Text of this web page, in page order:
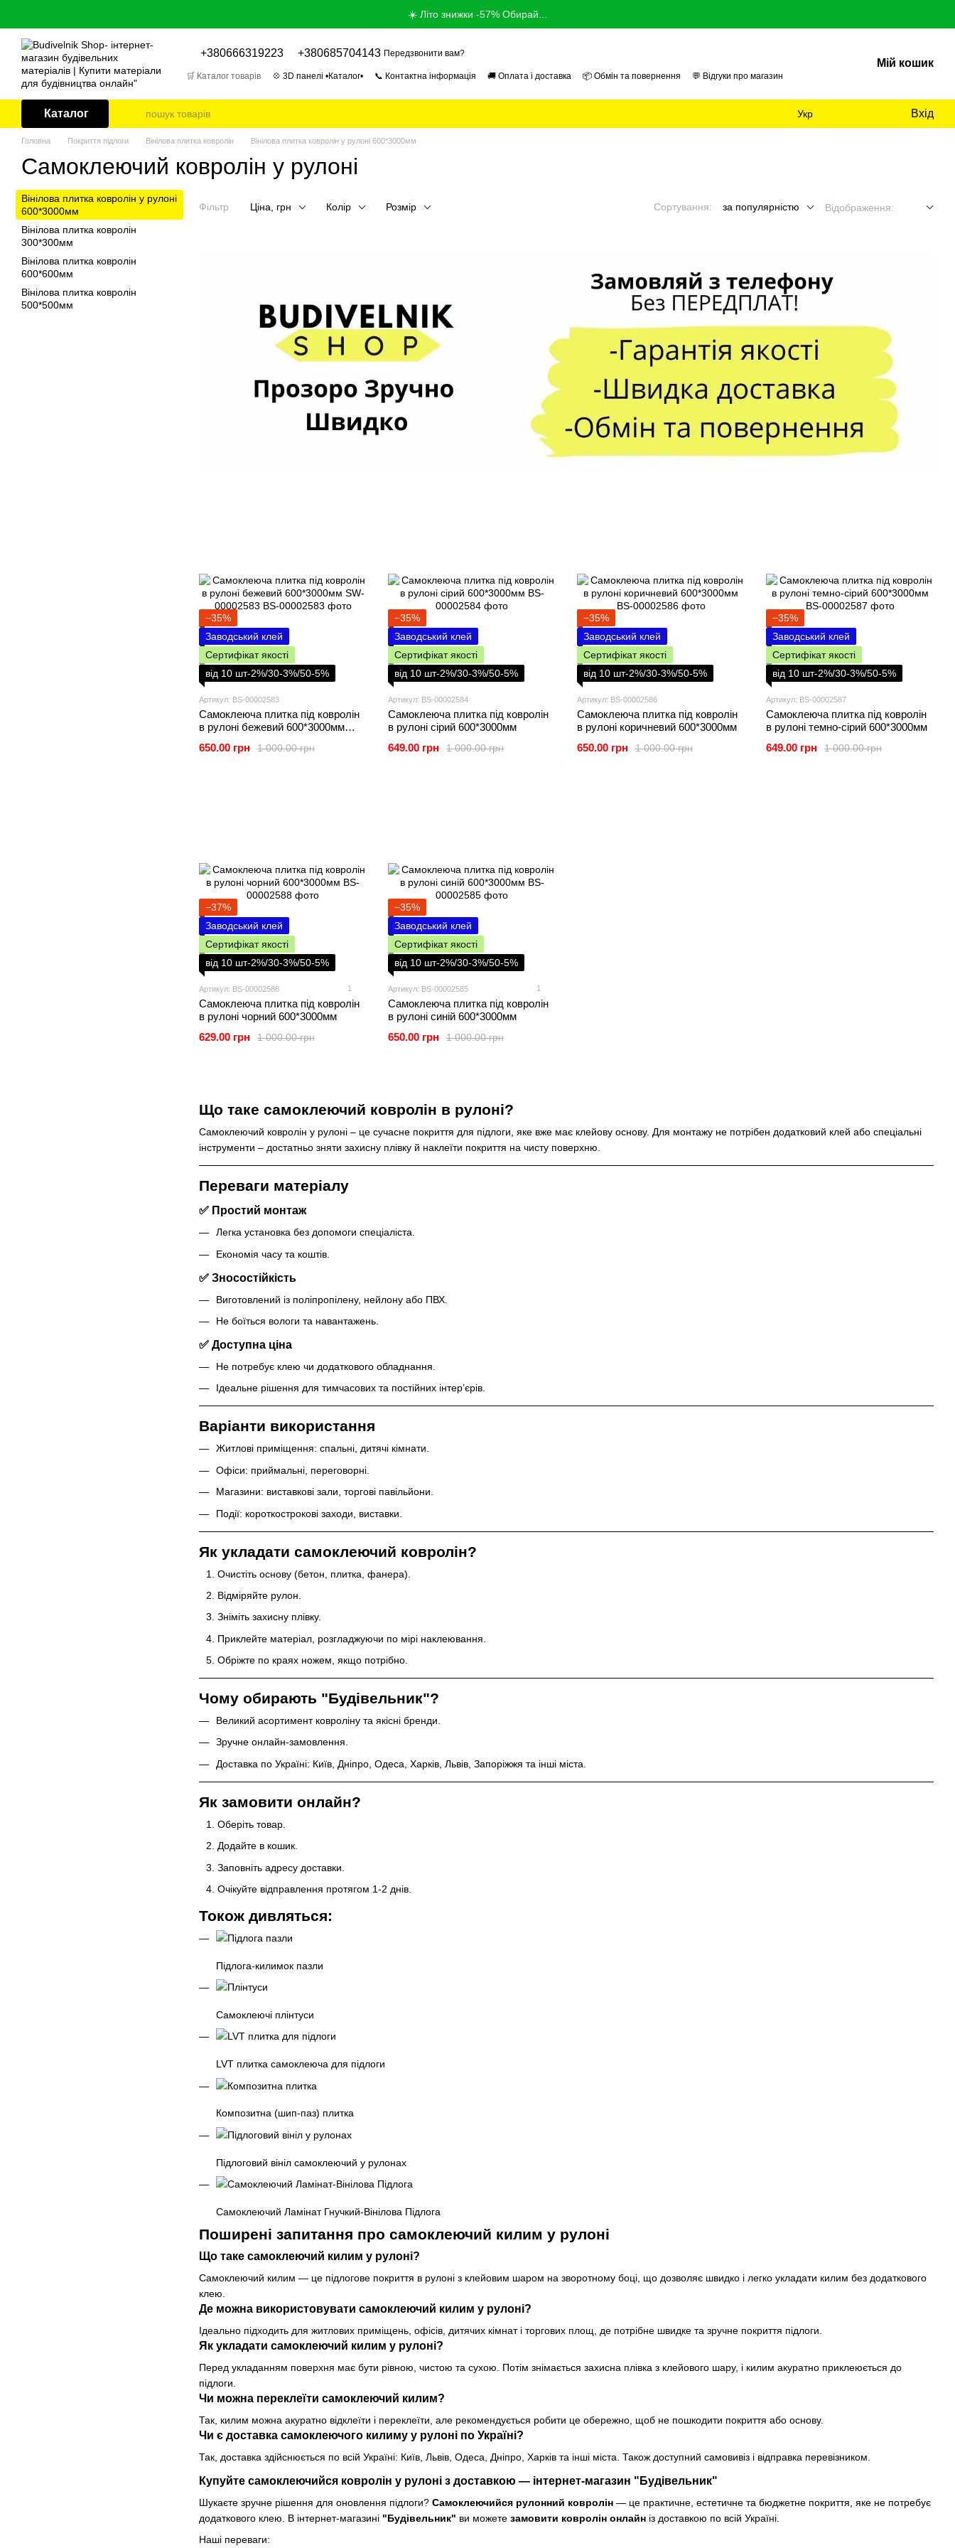
☀️ Літо знижки -57% Обирай...
+380666319223 +380685704143 Передзвонити вам?
🛒 Каталог товарів 💠 3D панелі •Каталог• 📞 Контактна інформація 🚚 Оплата і доставка 📦 Обмін та повернення
💬 Відгуки про магазин
Мій кошик
Каталог Укр Вхід
Головна Покриття підлоги Вінілова плитка ковролін Вінілова плитка ковролін у рулоні 600*3000мм
Самоклеючий ковролін у рулоні
Фільтр Ціна, грн Колір Розмір Сортування: за популярністю Відображення:
Що таке самоклеючий ковролін в рулоні?
Самоклеючий ковролін у рулоні – це сучасне покриття для підлоги, яке вже має клейову основу. Для монтажу не потрібен додатковий клей або спеціальні
інструменти – достатньо зняти захисну плівку й наклеїти покриття на чисту поверхню.
Переваги матеріалу
✅ Простий монтаж
Легка установка без допомоги спеціаліста.
Економія часу та коштів.
✅ Зносостійкість
Виготовлений із поліпропілену, нейлону або ПВХ.
Не боїться вологи та навантажень.
✅ Доступна ціна
Не потребує клею чи додаткового обладнання.
Ідеальне рішення для тимчасових та постійних інтер’єрів.
Варіанти використання
Житлові приміщення: спальні, дитячі кімнати.
Офіси: приймальні, переговорні.
Магазини: виставкові зали, торгові павільйони.
Події: короткострокові заходи, виставки.
Як укладати самоклеючий ковролін?
Очистіть основу (бетон, плитка, фанера).
Відміряйте рулон.
Зніміть захисну плівку.
Приклейте матеріал, розгладжуючи по мірі наклеювання.
Обріжте по краях ножем, якщо потрібно.
Чому обирають "Будівельник"?
Великий асортимент ковроліну та якісні бренди.
Зручне онлайн-замовлення.
Доставка по Україні: Київ, Дніпро, Одеса, Харків, Львів, Запоріжжя та інші міста.
Як замовити онлайн?
Оберіть товар.
Додайте в кошик.
Заповніть адресу доставки.
Очікуйте відправлення протягом 1-2 днів.
Токож дивляться:
Підлога-килимок пазли
Самоклеючі плінтуси
LVT плитка самоклеюча для підлоги
Композитна (шип-паз) плитка
Підлоговий вініл самоклеючий у рулонах
Самоклеючий Ламінат Гнучкий-Вінілова Підлога
Поширені запитання про самоклеючий килим у рулоні
Що таке самоклеючий килим у рулоні?
Самоклеючий килим — це підлогове покриття в рулоні з клейовим шаром на зворотному боці, що дозволяє швидко і легко укладати килим без додаткового
клею.
Де можна використовувати самоклеючий килим у рулоні?
Ідеально підходить для житлових приміщень, офісів, дитячих кімнат і торгових площ, де потрібне швидке та зручне покриття підлоги.
Як укладати самоклеючий килим у рулоні?
Перед укладанням поверхня має бути рівною, чистою та сухою. Потім знімається захисна плівка з клейового шару, і килим акуратно приклеюється до
підлоги.
Чи можна переклеїти самоклеючий килим?
Так, килим можна акуратно відклеїти і переклеїти, але рекомендується робити це обережно, щоб не пошкодити покриття або основу.
Чи є доставка самоклеючого килиму у рулоні по Україні?
Так, доставка здійснюється по всій Україні: Київ, Львів, Одеса, Дніпро, Харків та інші міста. Також доступний самовивіз і відправка перевізником.
Купуйте самоклеючийся ковролін у рулоні з доставкою — інтернет-магазин "Будівельник"
Шукаєте зручне рішення для оновлення підлоги? Самоклеючийся рулонний ковролін — це практичне, естетичне та бюджетне покриття, яке не потребує
додаткового клею. В інтернет-магазині "Будівельник" ви можете замовити ковролін онлайн із доставкою по всій Україні.
Наші переваги:
−35%
Заводський клей
Сертифікат якості
від 10 шт-2%/30-3%/50-5%
Артикул: BS-00002583
Самоклеюча плитка під ковролін
в рулоні бежевий 600*3000мм
1 000.00 грн
650.00 грн
−35%
Заводський клей
Сертифікат якості
від 10 шт-2%/30-3%/50-5%
Артикул: BS-00002584
Самоклеюча плитка під ковролін
в рулоні сірий 600*3000мм
1 000.00 грн
649.00 грн
−35%
Заводський клей
Сертифікат якості
від 10 шт-2%/30-3%/50-5%
Артикул: BS-00002586
Самоклеюча плитка під ковролін
в рулоні коричневий 600*3000мм
1 000.00 грн
650.00 грн
−35%
Заводський клей
Сертифікат якості
від 10 шт-2%/30-3%/50-5%
Артикул: BS-00002587
Самоклеюча плитка під ковролін
в рулоні темно-сірий 600*3000мм
1 000.00 грн
649.00 грн
−37%
Заводський клей
Сертифікат якості
від 10 шт-2%/30-3%/50-5%
Артикул: BS-00002588 1
Самоклеюча плитка під ковролін
в рулоні чорний 600*3000мм
1 000.00 грн
629.00 грн
−35%
Заводський клей
Сертифікат якості
від 10 шт-2%/30-3%/50-5%
Артикул: BS-00002585 1
Самоклеюча плитка під ковролін
в рулоні синій 600*3000мм
1 000.00 грн
650.00 грн
Вінілова плитка ковролін у рулоні
600*3000мм
Вінілова плитка ковролін
300*300мм
Вінілова плитка ковролін
600*600мм
Вінілова плитка ковролін
500*500мм